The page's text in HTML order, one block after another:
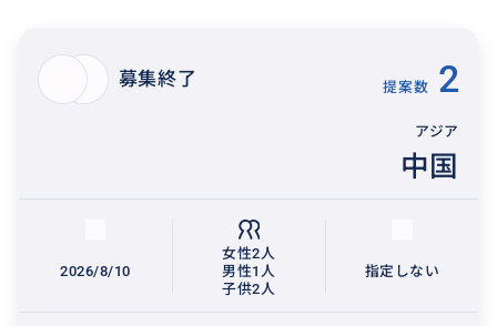
募集終了 提案数 2
アジア
中国
2026/8/10
女性2人
男性1人
子供2人
指定しない